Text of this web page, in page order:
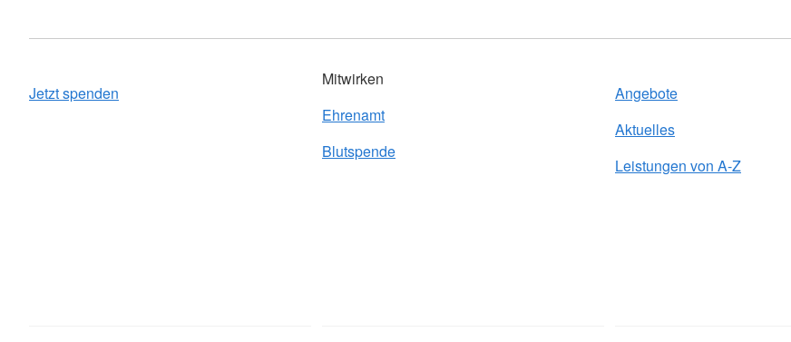
Jetzt spenden
Mitwirken
Ehrenamt
Blutspende
Angebote
Aktuelles
Leistungen von A-Z